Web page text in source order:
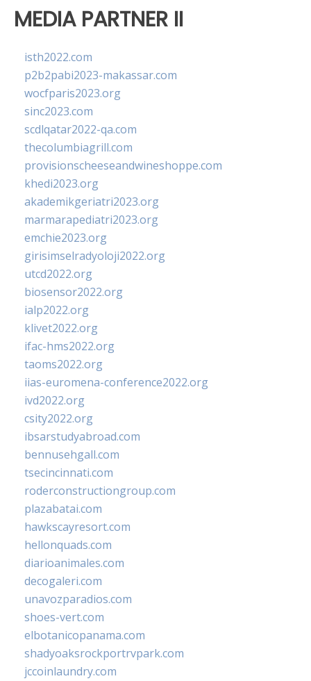
MEDIA PARTNER II
isth2022.com
p2b2pabi2023-makassar.com
wocfparis2023.org
sinc2023.com
scdlqatar2022-qa.com
thecolumbiagrill.com
provisionscheeseandwineshoppe.com
khedi2023.org
akademikgeriatri2023.org
marmarapediatri2023.org
emchie2023.org
girisimselradyoloji2022.org
utcd2022.org
biosensor2022.org
ialp2022.org
klivet2022.org
ifac-hms2022.org
taoms2022.org
iias-euromena-conference2022.org
ivd2022.org
csity2022.org
ibsarstudyabroad.com
bennusehgall.com
tsecincinnati.com
roderconstructiongroup.com
plazabatai.com
hawkscayresort.com
hellonquads.com
diarioanimales.com
decogaleri.com
unavozparadios.com
shoes-vert.com
elbotanicopanama.com
shadyoaksrockportrvpark.com
jccoinlaundry.com